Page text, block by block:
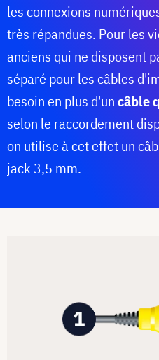
les connexions
très répandues. Pour les
anciens qui ne disposent
séparé pour les câbles
besoin en plus d'uncâble
selon le raccordement
on utilise à cet effet un
jack 3,5 mm.